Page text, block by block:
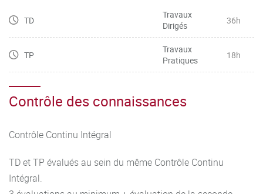
TD
Travaux
Dirigés
36h
TP
Travaux
Pratiques
18h
Contrôle des connaissances
Contrôle Continu Intégral
TD et TP évalués au sein du même Contrôle Continu
Intégral.